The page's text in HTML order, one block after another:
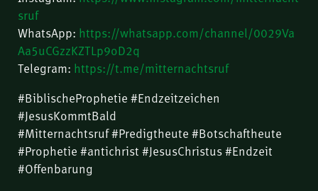
sruf
WhatsApp: https://whatsapp.com/channel/0029Va
Aa5uCGzzKZTLp9oD2q
Telegram: https://t.me/mitternachtsruf
#BiblischeProphetie #Endzeitzeichen
#JesusKommtBald
#Mitternachtsruf #Predigtheute #Botschaftheute
#Prophetie #antichrist #JesusChristus #Endzeit
#Offenbarung